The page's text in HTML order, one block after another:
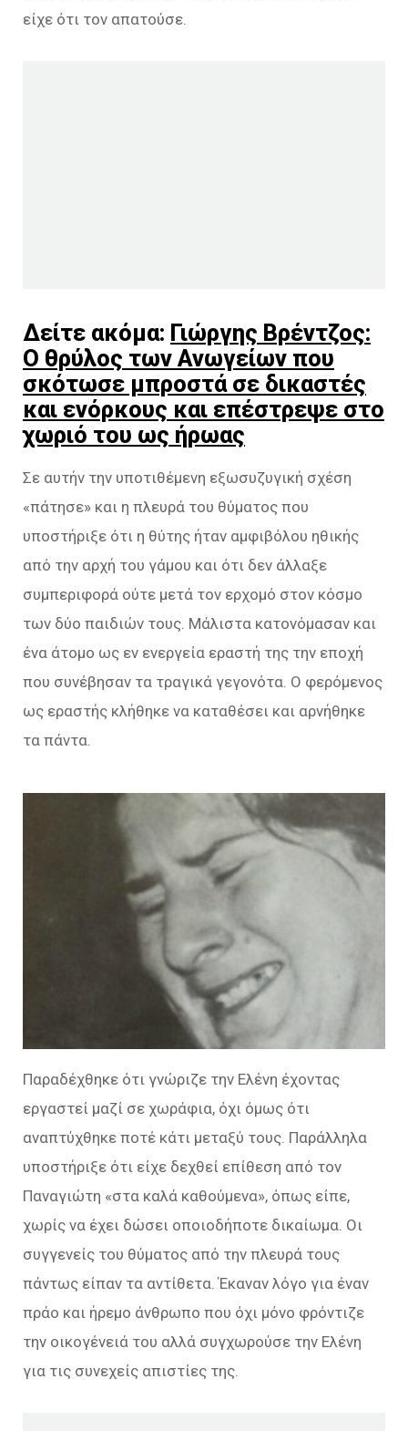
είχε ότι τον απατούσε.
Δείτε ακόμα: Γιώργης Βρέντζος:
Ο θρύλος των Ανωγείων που
σκότωσε μπροστά σε δικαστές
και ενόρκους και επέστρεψε στο
χωριό του ως ήρωας
Σε αυτήν την υποτιθέμενη εξωσυζυγική σχέση
«πάτησε» και η πλευρά του θύματος που
υποστήριξε ότι η θύτης ήταν αμφιβόλου ηθικής
από την αρχή του γάμου και ότι δεν άλλαξε
συμπεριφορά ούτε μετά τον ερχομό στον κόσμο
των δύο παιδιών τους. Μάλιστα κατονόμασαν και
ένα άτομο ως εν ενεργεία εραστή της την εποχή
που συνέβησαν τα τραγικά γεγονότα. Ο φερόμενος
ως εραστής κλήθηκε να καταθέσει και αρνήθηκε
τα πάντα.
Παραδέχθηκε ότι γνώριζε την Ελένη έχοντας
εργαστεί μαζί σε χωράφια, όχι όμως ότι
αναπτύχθηκε ποτέ κάτι μεταξύ τους. Παράλληλα
υποστήριξε ότι είχε δεχθεί επίθεση από τον
Παναγιώτη «στα καλά καθούμενα», όπως είπε,
χωρίς να έχει δώσει οποιοδήποτε δικαίωμα. Οι
συγγενείς του θύματος από την πλευρά τους
πάντως είπαν τα αντίθετα. Έκαναν λόγο για έναν
πράο και ήρεμο άνθρωπο που όχι μόνο φρόντιζε
την οικογένειά του αλλά συγχωρούσε την Ελένη
για τις συνεχείς απιστίες της.